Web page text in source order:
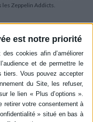
est notre priorité
Zeppelin Addicts.
la collection "La Totale"